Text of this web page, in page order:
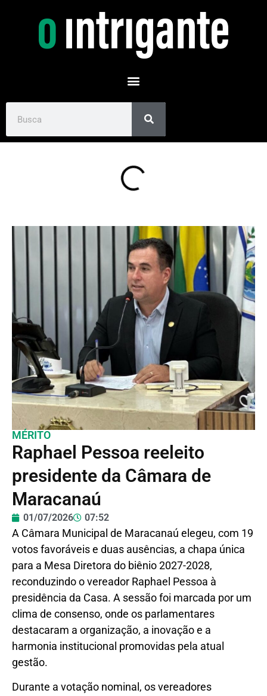
MÉRITO
Raphael Pessoa reeleito
presidente da Câmara de
Maracanaú
01/07/2026 07:52
A Câmara Municipal de Maracanaú elegeu, com 19
votos favoráveis e duas ausências, a chapa única
para a Mesa Diretora do biênio 2027-2028,
reconduzindo o vereador Raphael Pessoa à
presidência da Casa. A sessão foi marcada por um
clima de consenso, onde os parlamentares
destacaram a organização, a inovação e a
harmonia institucional promovidas pela atual
gestão.
Durante a votação nominal, os vereadores